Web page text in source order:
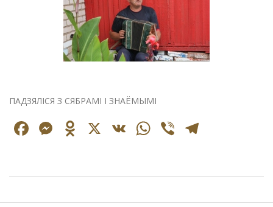
ПАДЗЯЛІСЯ З СЯБРАМІ І ЗНАЁМЫМІ
Facebook
Messenger
Odnoklassniki
X VK WhatsApp
Viber
08-